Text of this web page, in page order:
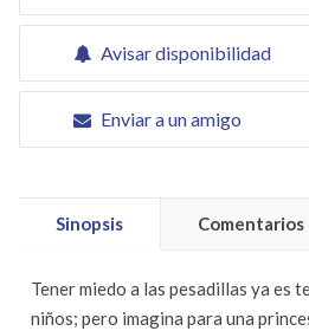
Avisar disponibilidad
Enviar a un amigo
Sinopsis Comentarios
Tener miedo a las pesadillas ya es
niños; pero imagina para una